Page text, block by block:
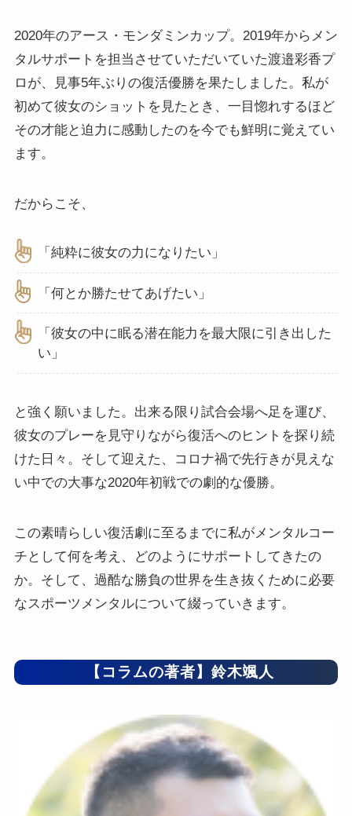
2020年のアース・モンダミンカップ。2019年からメン
タルサポートを担当させていただいていた渡邉彩香プ
ロが、見事5年ぶりの復活優勝を果たしました。私が
初めて彼女のショットを見たとき、一目惚れするほど
その才能と迫力に感動したのを今でも鮮明に覚えてい
ます。
だからこそ、
「純粋に彼女の力になりたい」
「何とか勝たせてあげたい」
「彼女の中に眠る潜在能力を最大限に引き出した
い」
と強く願いました。出来る限り試合会場へ足を運び、
彼女のプレーを見守りながら復活へのヒントを探り続
けた日々。そして迎えた、コロナ禍で先行きが見えな
い中での大事な2020年初戦での劇的な優勝。
この素晴らしい復活劇に至るまでに私がメンタルコー
チとして何を考え、どのようにサポートしてきたの
か。そして、過酷な勝負の世界を生き抜くために必要
なスポーツメンタルについて綴っていきます。
【コラムの著者】鈴木颯人